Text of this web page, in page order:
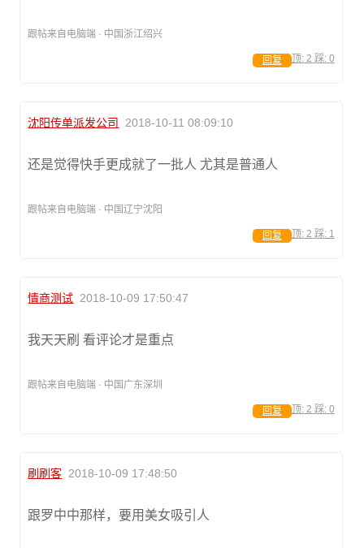
跟帖来自电脑端 · 中国浙江绍兴
顶: 2 踩: 0
回复
沈阳传单派发公司 2018-10-11 08:09:10
还是觉得快手更成就了一批人 尤其是普通人
跟帖来自电脑端 · 中国辽宁沈阳
顶: 2 踩: 1
回复
情商测试 2018-10-09 17:50:47
我天天刷 看评论才是重点
跟帖来自电脑端 · 中国广东深圳
顶: 2 踩: 0
回复
刷刷客 2018-10-09 17:48:50
跟罗中中那样，要用美女吸引人